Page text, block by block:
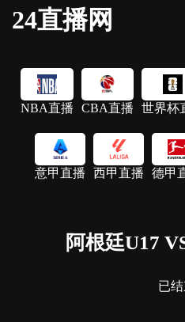
24直播网
NBA直播 CBA直播 世界杯
意甲直播 西甲直播 德甲
阿根廷U17
已